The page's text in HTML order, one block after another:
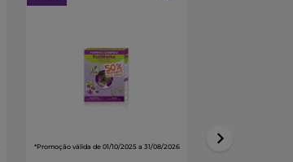
*Promoção válida de 01/10/2025 a 31/08/2026 *Promoção válida de